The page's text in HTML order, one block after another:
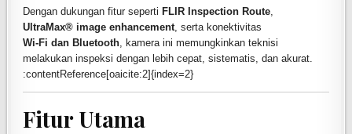
Dengan dukungan fitur seperti FLIR Inspection Route,
UltraMax® image enhancement, serta konektivitas
Wi-Fi dan Bluetooth, kamera ini memungkinkan teknisi
melakukan inspeksi dengan lebih cepat, sistematis, dan akurat.
:contentReference[oaicite:2]{index=2}
Fitur Utama